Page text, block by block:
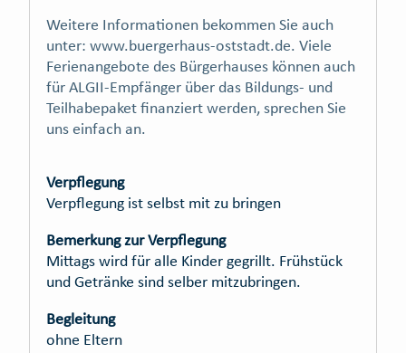
Weitere Informationen bekommen Sie auch
unter: www.buergerhaus-oststadt.de. Viele
Ferienangebote des Bürgerhauses können auch
für ALGII-Empfänger über das Bildungs- und
Teilhabepaket finanziert werden, sprechen Sie
uns einfach an.
Verpflegung
Verpflegung ist selbst mit zu bringen
Bemerkung zur Verpflegung
Mittags wird für alle Kinder gegrillt. Frühstück
und Getränke sind selber mitzubringen.
Begleitung
ohne Eltern